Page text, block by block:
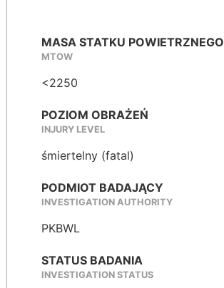
MASA STATKU POWIETRZNEGO
MTOW
<2250
POZIOM OBRAŻEŃ
INJURY LEVEL
śmiertelny (fatal)
PODMIOT BADAJĄCY
INVESTIGATION AUTHORITY
PKBWL
STATUS BADANIA
INVESTIGATION STATUS